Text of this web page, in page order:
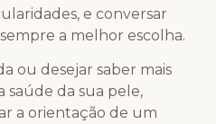
e conversar
a melhor escolha.
ou desejar saber mais
saúde da sua pele,
a orientação de um